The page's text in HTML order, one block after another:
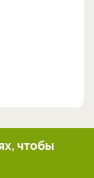
чтобы